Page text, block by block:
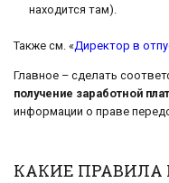
находится там).
Также см. «Директор в
Главное – сделать
получение заработной
информации о праве
КАКИЕ